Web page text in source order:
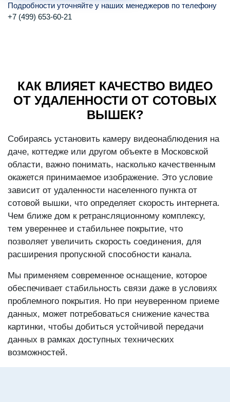
Подробности уточняйте у наших менеджеров по телефону
+7 (499) 653-60-21
КАК ВЛИЯЕТ КАЧЕСТВО ВИДЕО
ОТ УДАЛЕННОСТИ ОТ СОТОВЫХ
ВЫШЕК?
Собираясь установить камеру видеонаблюдения на
даче, коттедже или другом объекте в Московской
области, важно понимать, насколько качественным
окажется принимаемое изображение. Это условие
зависит от удаленности населенного пункта от
сотовой вышки, что определяет скорость интернета.
Чем ближе дом к ретрансляционному комплексу,
тем увереннее и стабильнее покрытие, что
позволяет увеличить скорость соединения, для
расширения пропускной способности канала.
Мы применяем современное оснащение, которое
обеспечивает стабильность связи даже в условиях
проблемного покрытия. Но при неуверенном приеме
данных, может потребоваться снижение качества
картинки, чтобы добиться устойчивой передачи
данных в рамках доступных технических
возможностей.